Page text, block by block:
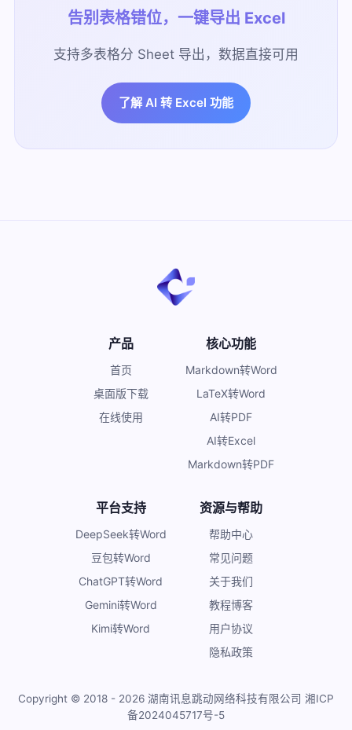
告别表格错位，一键导出 Excel
支持多表格分 Sheet 导出，数据直接可用
了解 AI 转 Excel 功能
产品
首页
桌面版下载
在线使用
核心功能
Markdown转Word
LaTeX转Word
AI转PDF
AI转Excel
Markdown转PDF
平台支持
DeepSeek转Word
豆包转Word
ChatGPT转Word
Gemini转Word
Kimi转Word
资源与帮助
帮助中心
常见问题
关于我们
教程博客
用户协议
隐私政策
Copyright © 2018 - 2026 湖南讯息跳动网络科技有限公司 湘ICP
备2024045717号-5